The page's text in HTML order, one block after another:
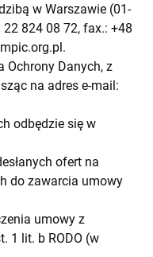
w Warszawie (01-
824 08 72, fax.: +48
.
Ochrony Danych, z
na adres e-mail:
odbędzie się w
ofert na
do zawarcia umowy
umowy z
1 lit. b RODO (w